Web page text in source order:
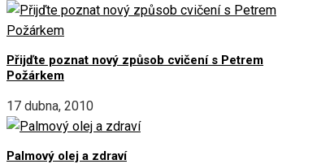
Přijďte poznat nový způsob cvičení s Petrem
Požárkem
17 dubna, 2010
Palmový olej a zdraví